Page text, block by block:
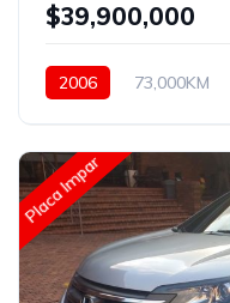
$39,900,000
2006 73,000KM
Placa Impar